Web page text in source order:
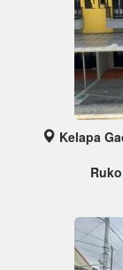
Kelapa
Ruko